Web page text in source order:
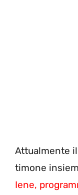
Attualmente
timone
Iene,